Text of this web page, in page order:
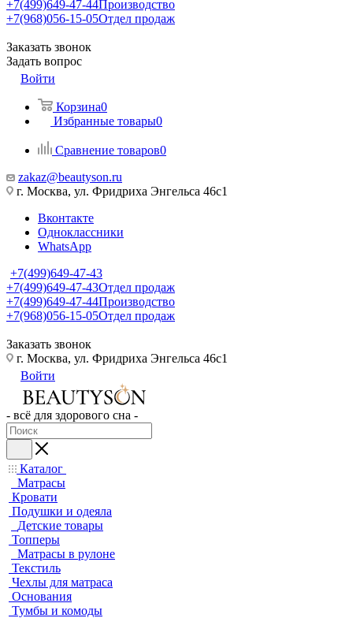
+7(499)649-47-44Производство
+7(968)056-15-05Отдел продаж
Заказать звонок
Задать вопрос
Войти
Корзина0
Избранные товары0
Сравнение товаров0
zakaz@beautyson.ru
г. Москва, ул. Фридриха Энгельса 46с1
Вконтакте
Одноклассники
WhatsApp
+7(499)649-47-43
+7(499)649-47-43Отдел продаж
+7(499)649-47-44Производство
+7(968)056-15-05Отдел продаж
Заказать звонок
г. Москва, ул. Фридриха Энгельса 46с1
Войти
- всё для здорового сна -
Каталог
Матрасы
Кровати
Подушки и одеяла
Детские товары
Топперы
Матрасы в рулоне
Текстиль
Чехлы для матраса
Основания
Тумбы и комоды